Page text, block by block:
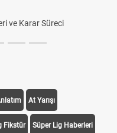
ve Karar Süreci
At Yarışı
Fikstür Süper Lig Haberleri